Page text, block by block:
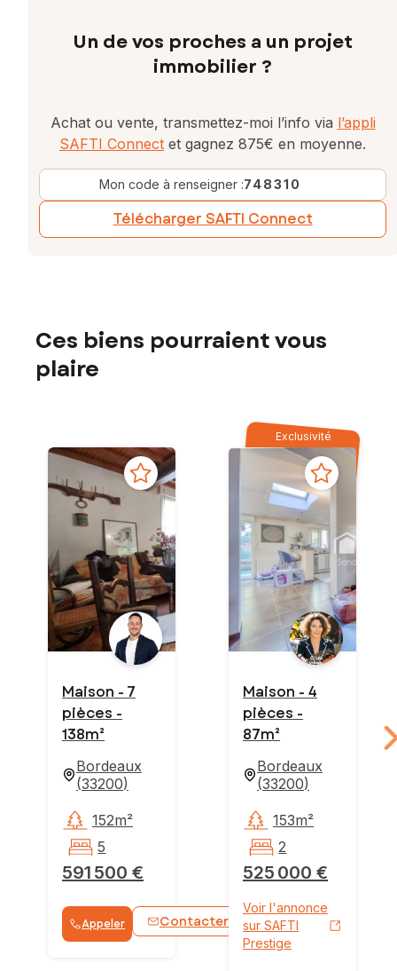
Un de vos proches a un projet
immobilier ?
Achat ou vente, transmettez-moi l’info via l’appli
SAFTI Connect et gagnez 875€ en moyenne.
Mon code à renseigner :748310
Télécharger SAFTI Connect
Ces biens pourraient vous
plaire
Maison - 7
pièces -
138m²
Bordeaux
(33200)
591 500 €
152m²
5
Appeler Contacter WhatsApp
Exclusivité
Maison - 4
pièces -
87m²
Bordeaux
(33200)
525 000 €
153m²
2
Voir l'annonce
sur SAFTI
Prestige